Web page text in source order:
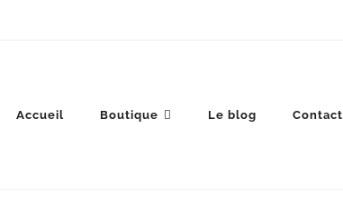
Accueil Boutique Le blog Contact